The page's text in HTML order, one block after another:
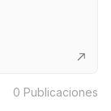
0 Publicaciones